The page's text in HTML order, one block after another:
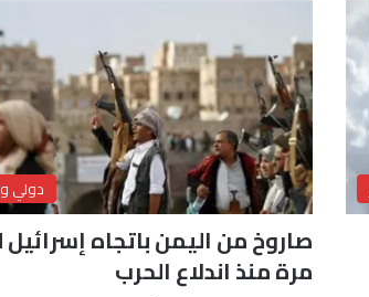
دولي
صاروخ من اليمن باتجاه إسرائيل
مرة منذ اندلاع الحرب